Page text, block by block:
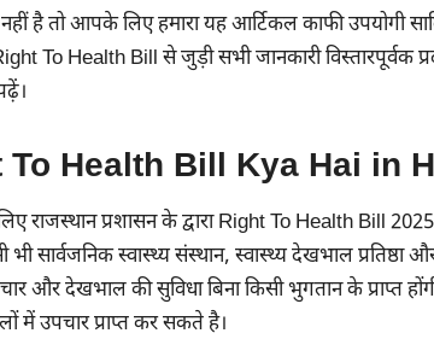
है तो आपके लिए हमारा यह आर्टिकल काफी उपयोगी
To Health Bill से जुड़ी सभी जानकारी विस्तारपूर्वक
To Health Bill Kya Hai in
राजस्थान प्रशासन के द्वारा Right To Health Bill
स्वास्थ्य संस्थान, स्वास्थ्य देखभाल प्रतिष्ठा
और देखभाल की सुविधा बिना किसी भुगतान के प्राप्त
में उपचार प्राप्त कर सकते है।